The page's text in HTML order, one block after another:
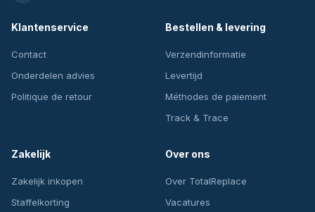
Klantenservice
Contact
Onderdelen advies
Politique de retour
Bestellen & levering
Verzendinformatie
Levertijd
Méthodes de paiement
Track & Trace
Zakelijk
Zakelijk inkopen
Staffelkorting
Over ons
Over TotalReplace
Vacatures